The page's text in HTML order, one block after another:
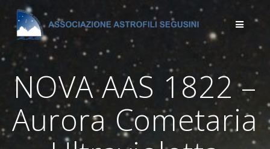
Salta
al
contenuto
NOVA AAS 1822 –
Aurora Cometaria